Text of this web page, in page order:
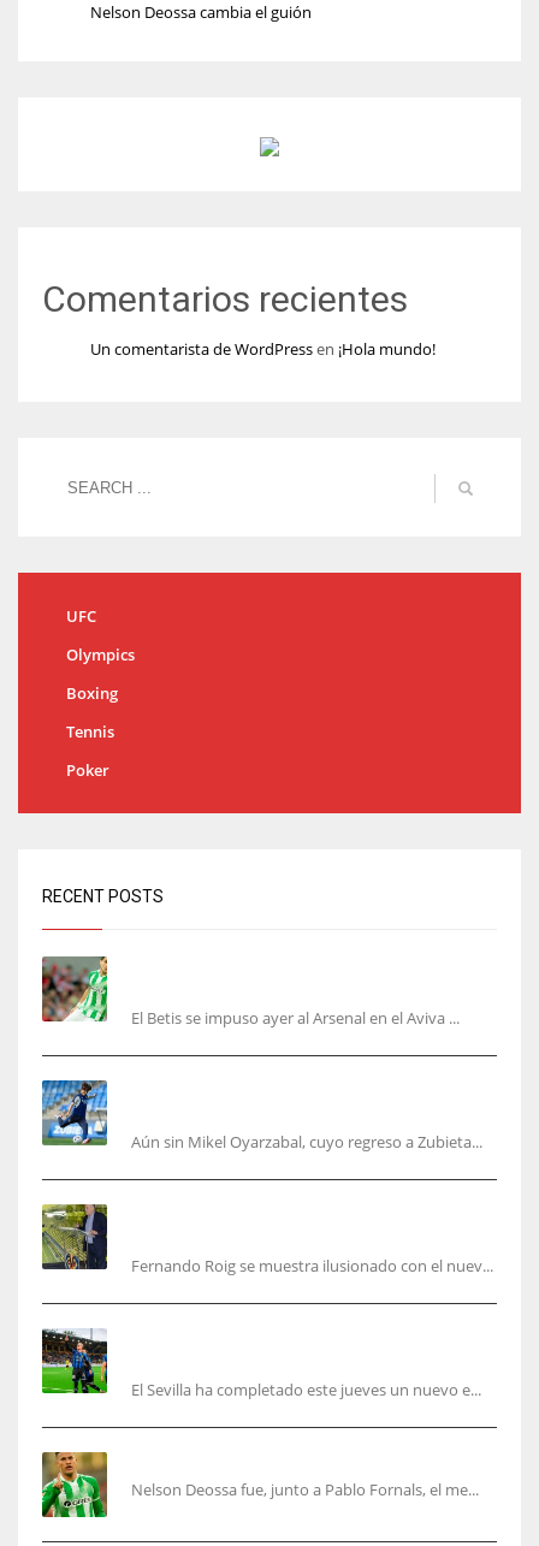
Nelson Deossa cambia el guión
Comentarios recientes
Un comentarista de WordPressen ¡Hola mundo!
UFC
Olympics
Boxing
Tennis
Poker
RECENT POSTS
El Betis se impuso ayer al Arsenal en el Aviva ...
Aún sin Mikel Oyarzabal, cuyo regreso a Zubieta...
Fernando Roig se muestra ilusionado con el nuev...
El Sevilla ha completado este jueves un nuevo e...
Nelson Deossa fue, junto a Pablo Fornals, el me...